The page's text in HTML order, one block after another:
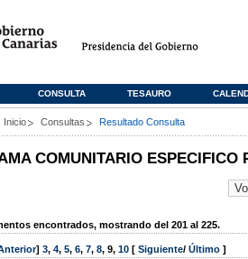
CONSULTA TESAURO
Inicio Consultas Resultado Consulta
COMUNITARIO ESPECIFICO
encontrados, mostrando del 201 al 225.
] 3, 4, 5, 6, 7, 8, 9, 10 [ Siguiente/ Último ]